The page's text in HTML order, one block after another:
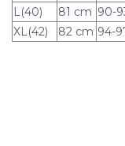
L(40)
81 cm 90-
XL(42)
82 cm 94-